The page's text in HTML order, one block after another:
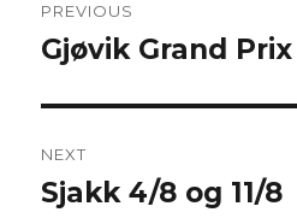
navigation
PREVIOUS
Previous
Gjøvik Grand
NEXT
Next
Sjakk 4/8 og 11/8